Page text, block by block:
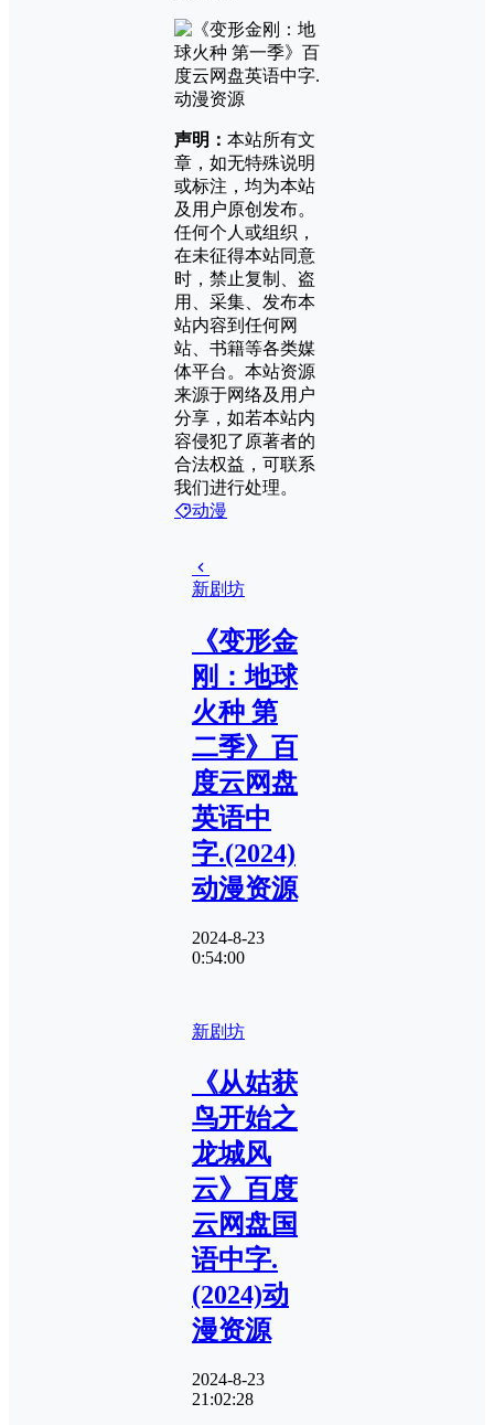
声明： 本站所有文
章，如无特殊说明
或标注，均为本站
及用户原创发布。
任何个人或组织，
在未征得本站同意
时，禁止复制、盗
用、采集、发布本
站内容到任何网
站、书籍等各类媒
体平台。本站资源
来源于网络及用户
分享，如若本站内
容侵犯了原著者的
合法权益，可联系
我们进行处理。
动漫
新剧坊
《变形金
刚：地球
火种 第
二季》百
度云网盘
英语中
字.(2024)
动漫资源
2024-8-23
0:54:00
新剧坊
《从姑获
鸟开始之
龙城风
云》百度
云网盘国
语中字.
(2024)动
漫资源
2024-8-23
21:02:28